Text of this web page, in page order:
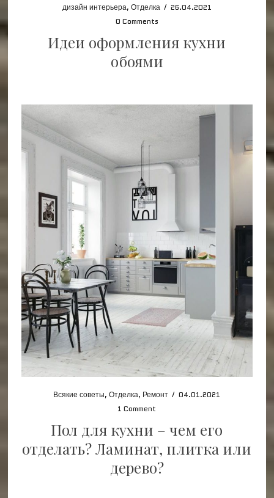
дизайн интерьера, Отделка / 26.04.2021
0 Comments
Идеи оформления кухни
обоями
Всякие советы,Отделка, Ремонт / 04.01.2021
1 Comment
Пол для кухни – чем его
отделать? Ламинат, плитка или
дерево?